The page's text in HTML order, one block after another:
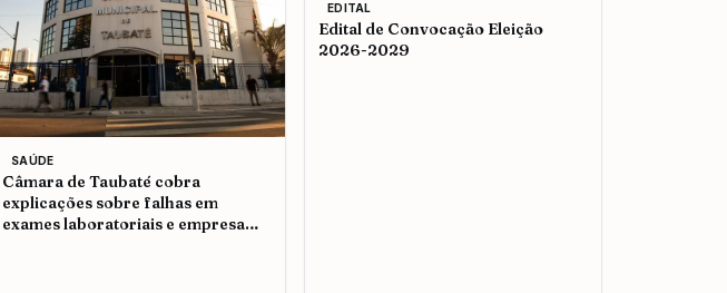
SAÚDE
Câmara de Taubaté cobra
explicações sobre falhas em
exames laboratoriais e empresa
EDITAL
Edital de Convocação Eleição
2026-2029